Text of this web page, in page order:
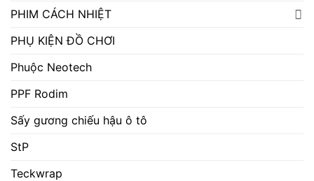
PHIM CÁCH NHIỆT
PHỤ KIỆN ĐỒ CHƠI
Phuộc Neotech
PPF Rodim
Sấy gương chiếu hậu ô tô
StP
Teckwrap